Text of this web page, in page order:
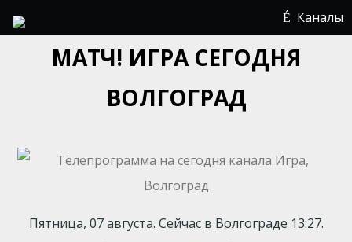
Каналы
МАТЧ! ИГРА СЕГОДНЯ
ВОЛГОГРАД
Пятница, 07 августа. Сейчас в Волгограде 13:27.